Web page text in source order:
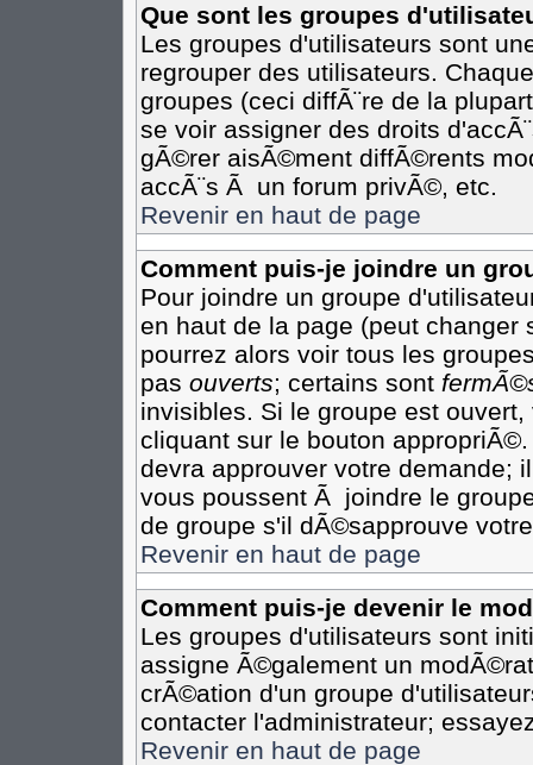
Que sont les groupes
Les groupes d'utilisateurs sont
regrouper des utilisateurs.
groupes (ceci diffÃ¨re de la
se voir assigner des droits
gÃ©rer aisÃ©ment diffÃ©rents
accÃ¨s Ã un forum privÃ©, etc.
Revenir en haut de page
Comment puis-je joindre un
Pour joindre un groupe
en haut de la page (peut changer
pourrez alors voir tous les
pas ouverts; certains sont
invisibles. Si le groupe est
cliquant sur le bouton
devra approuver votre demande;
vous poussent Ã joindre le
de groupe s'il dÃ©sapprouve
Revenir en haut de page
Comment puis-je devenir le
Les groupes d'utilisateurs sont
assigne Ã©galement un
crÃ©ation d'un groupe
contacter l'administrateur;
Revenir en haut de page